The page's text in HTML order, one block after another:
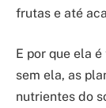
frutas e até
E por que ela
sem ela, as
nutrientes do